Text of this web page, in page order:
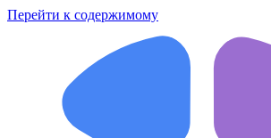
Перейти к содержимому